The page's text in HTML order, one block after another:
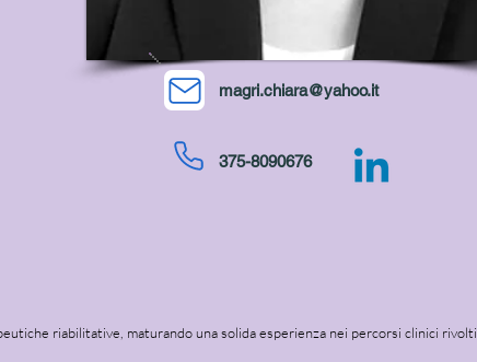
magri.chiara@yahoo.it
375-8090676
riabilitative, maturando una solida esperienza nei percorsi clinici rivolti